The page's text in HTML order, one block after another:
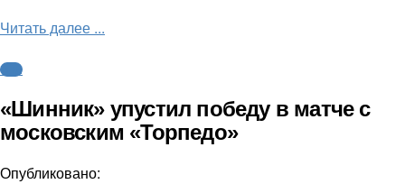
Читать далее ...
ФНЛ
«Шинник» упустил победу в матче с
московским «Торпедо»
Опубликовано: